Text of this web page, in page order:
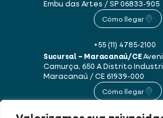
Embu das Artes / SP06833-905
Cómo llegar
+55 (11) 4785-2100
Sucursal – Maracanaú/CE
Camurça, 650 ADistrito
Maracanaú / CE61939-000
Cómo llegar